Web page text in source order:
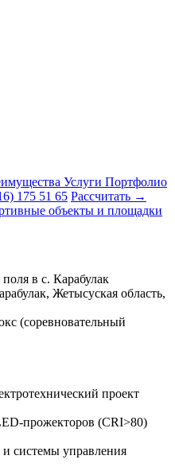
Услуги Портфолио
175 51 65 Рассчитать →
объекты и площадки
в с. Карабулак
Жетысуская область,
(соревновательный
проект
прожекторов (CRI>80)
системы управления